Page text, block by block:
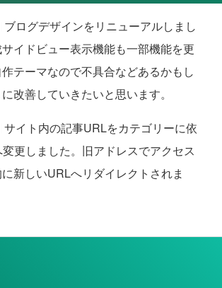
ログデザインをリニューアルしまし
イドビュー表示機能も一部機能を更
テーマなので不具合などあるかもし
改善していきたいと思います。
イト内の記事URLをカテゴリーに依
更しました。旧アドレスでアクセス
新しいURLへリダイレクトされま